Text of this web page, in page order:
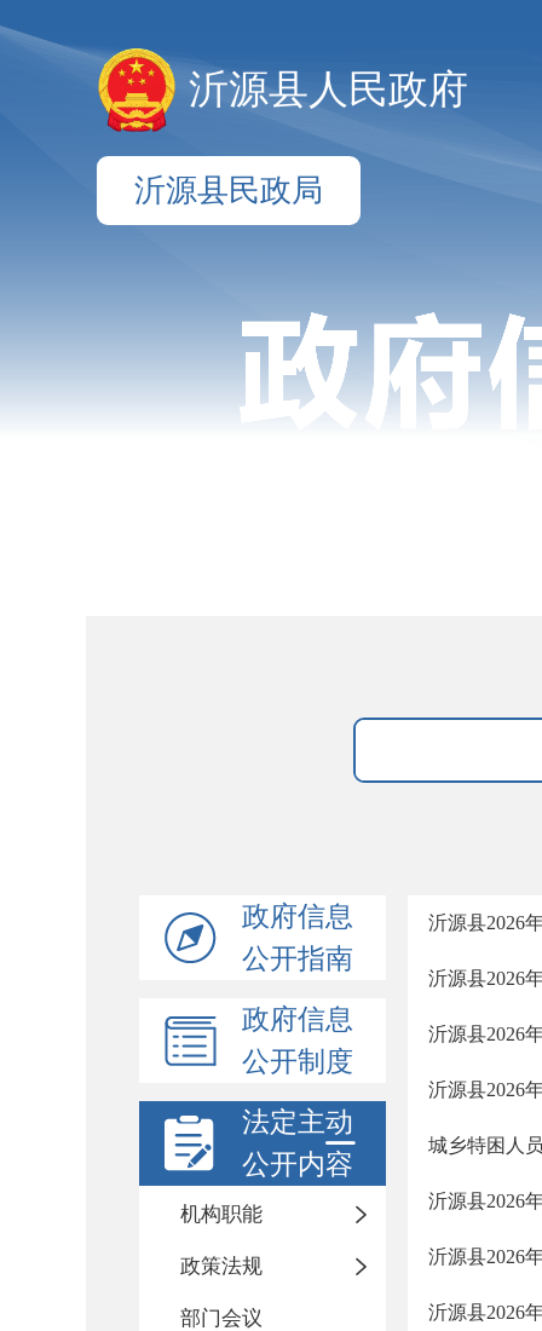
沂源县人民政府
沂源县民政局
政府信息
公开指南
政府信息
公开制度
法定主动
公开内容
机构职能
政策法规
部门会议
沂源县2026
沂源县2026
沂源县2026
沂源县2026
城乡特困人
沂源县2026
沂源县2026
沂源县2026